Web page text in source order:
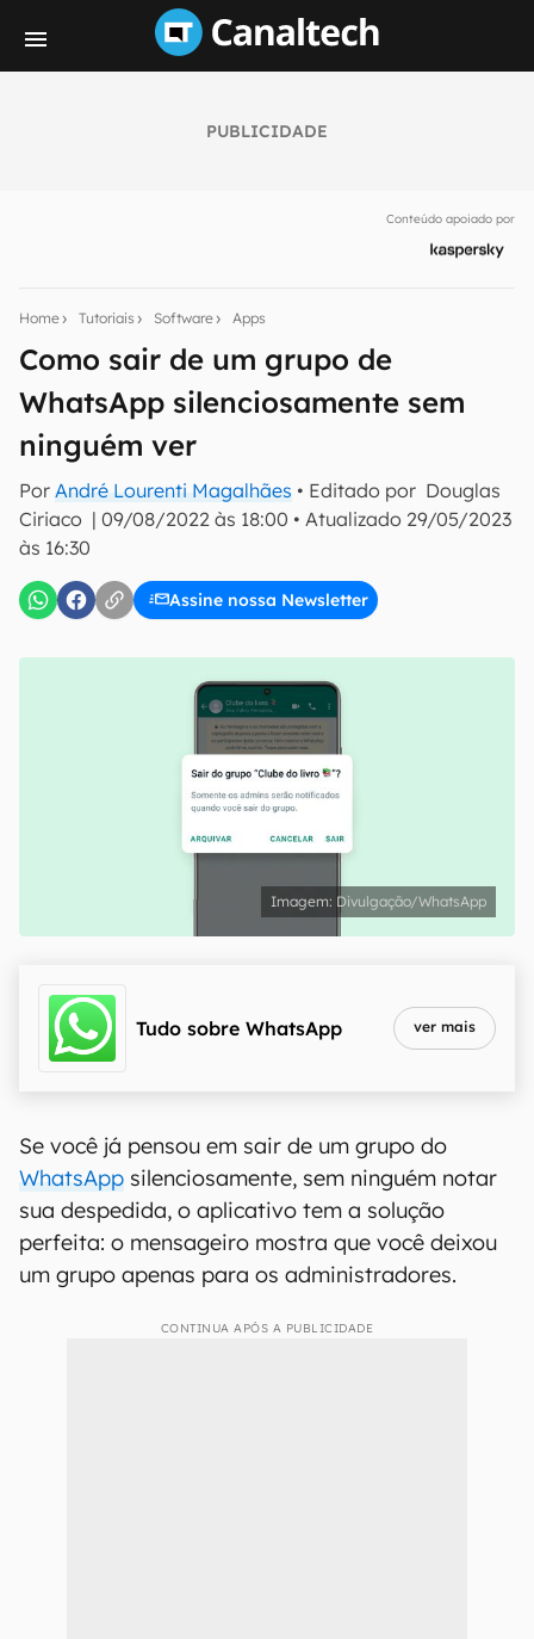
PUBLICIDADE
Conteúdo apoiado por
Home Tutoriais Software Apps
Como sair de um grupo de
WhatsApp silenciosamente sem
ninguém ver
Por André Lourenti Magalhães • Editado por Douglas
Ciriaco | 09/08/2022 às 18:00 • Atualizado 29/05/2023
às 16:30
Assine nossa Newsletter
notícias e reviews sobre tecnologia em primeira
inscreva-se
Uso e Política de Privacidade do Canaltech.
Divulgação/WhatsApp
Tudo sobre WhatsApp ver mais
Se você já pensou em sair de um grupo do
WhatsApp silenciosamente, sem ninguém notar
sua despedida, o aplicativo tem a solução
perfeita: o mensageiro mostra que você deixou
um grupo apenas para os administradores.
CONTINUA APÓS A PUBLICIDADE